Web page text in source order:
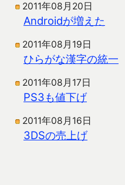
2011年08月20日
Androidが増えた
2011年08月19日
ひらがな漢字の統一
2011年08月17日
PS3も値下げ
2011年08月16日
3DSの売上げ